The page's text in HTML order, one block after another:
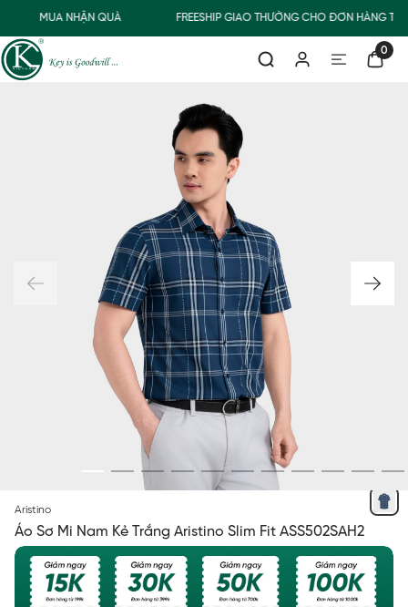
MUA NHẬN QUÀ FREESHIP GIAO THƯỜNG CHO ĐƠN HÀNG
0
Aristino
Áo Sơ Mi Nam Kẻ Trắng Aristino Slim Fit ASS502SAH2
XANH TÍM THAN KẺ TRẮNG